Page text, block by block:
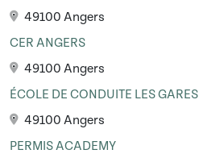
49100 Angers
CER ANGERS
49100 Angers
ÉCOLE DE CONDUITE LES GARES
49100 Angers
PERMIS ACADEMY